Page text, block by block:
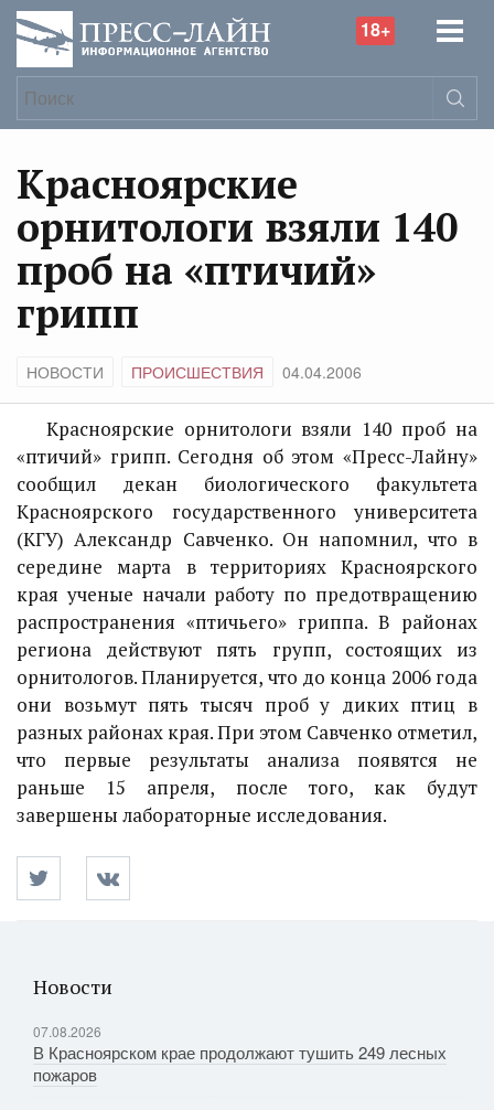
18+
Красноярские
орнитологи взяли 140
проб на «птичий»
грипп
НОВОСТИ ПРОИСШЕСТВИЯ 04.04.2006
Красноярские орнитологи взяли 140 проб на
«птичий» грипп. Сегодня об этом «Пресс-Лайну»
сообщил декан биологического факультета
Красноярского государственного университета
(КГУ) Александр Савченко. Он напомнил, что в
середине марта в территориях Красноярского
края ученые начали работу по предотвращению
распространения «птичьего» гриппа. В районах
региона действуют пять групп, состоящих из
орнитологов. Планируется, что до конца 2006 года
они возьмут пять тысяч проб у диких птиц в
разных районах края. При этом Савченко отметил,
что первые результаты анализа появятся не
раньше 15 апреля, после того, как будут
завершены лабораторные исследования.
Новости
07.08.2026
В Красноярском крае продолжают тушить 249 лесных
пожаров